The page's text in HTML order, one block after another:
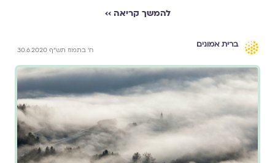
להמשך קריאה ››
ברית אמונים
ח' בתמוז תש"ף 30.6.2020